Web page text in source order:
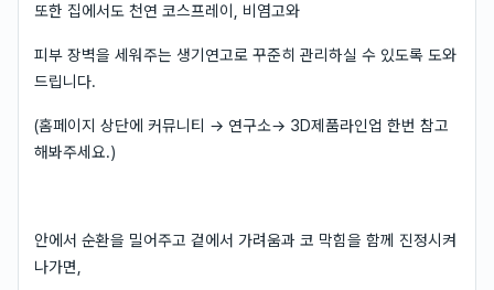
또한 집에서도 천연 코스프레이, 비염고와
피부 장벽을 세워주는 생기연고로 꾸준히 관리하실 수 있도록 도와
드립니다.
(홈페이지 상단에 커뮤니티 → 연구소→ 3D제품라인업 한번 참고
해봐주세요.)
안에서 순환을 밀어주고 겉에서 가려움과 코 막힘을 함께 진정시켜
나가면,